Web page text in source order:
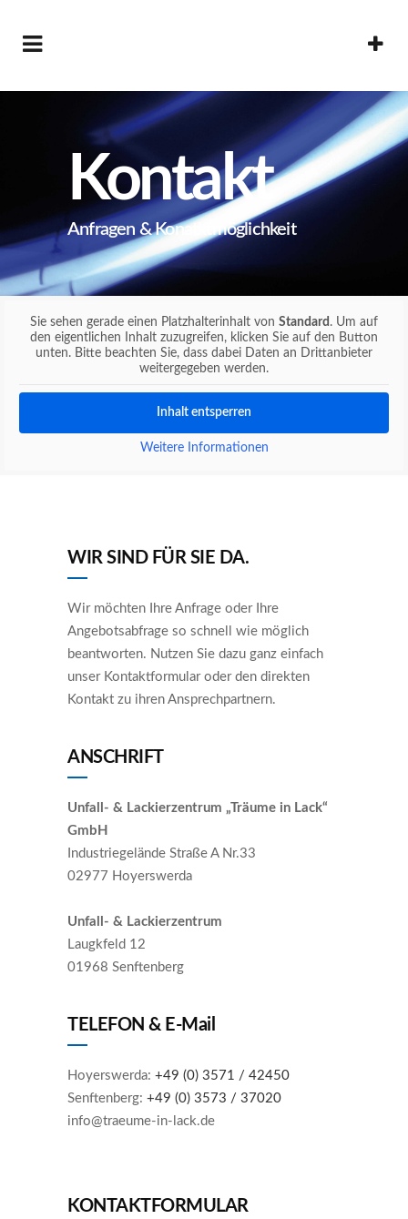
Kontakt
Anfragen & Konatktmöglichkeit
Sie sehen gerade einen Platzhalterinhalt von Standard . Um auf
den eigentlichen Inhalt zuzugreifen, klicken Sie auf den Button
unten. Bitte beachten Sie, dass dabei Daten an Drittanbieter
weitergegeben werden.
Inhalt entsperren
Weitere Informationen
WIR SIND FÜR SIE DA.
Wir möchten Ihre Anfrage oder Ihre
Angebotsabfrage so schnell wie möglich
beantworten. Nutzen Sie dazu ganz einfach
unser Kontaktformular oder den direkten
Kontakt zu ihren Ansprechpartnern.
ANSCHRIFT
Unfall- & Lackierzentrum „Träume in Lack“
GmbH
Industriegelände Straße A Nr.33
02977 Hoyerswerda
Unfall- & Lackierzentrum
Laugkfeld 12
01968 Senftenberg
TELEFON & E-Mail
Hoyerswerda: +49 (0) 3571 / 42450
Senftenberg: +49 (0) 3573 / 37020
info@traeume-in-lack.de
KONTAKTFORMULAR